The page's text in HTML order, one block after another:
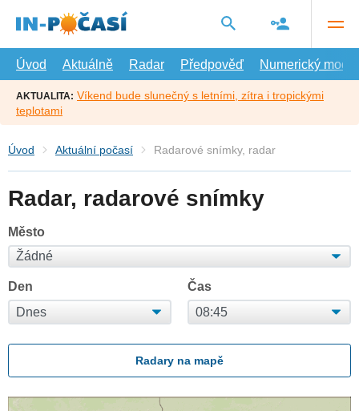
hlavní
Úvod
Aktuálně Radar Předpověď Numerický model
AKTUALITA: Víkend bude slunečný s letními, zítra i tropickými
teplotami
Úvod Aktuální počasí Radarové snímky, radar
Radar, radarové snímky
Město
Den Čas
Radary na mapě